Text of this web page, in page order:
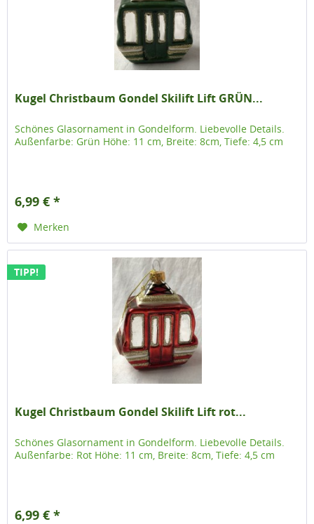
Kugel Christbaum Gondel Skilift Lift GRÜN...
Schönes Glasornament in Gondelform. Liebevolle Details.
Außenfarbe: Grün Höhe: 11 cm, Breite: 8cm, Tiefe: 4,5 cm
6,99 € *
Merken
TIPP!
Kugel Christbaum Gondel Skilift Lift rot...
Schönes Glasornament in Gondelform. Liebevolle Details.
Außenfarbe: Rot Höhe: 11 cm, Breite: 8cm, Tiefe: 4,5 cm
6,99 € *